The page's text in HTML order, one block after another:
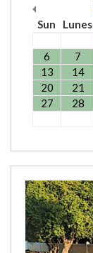
Sun
Lunes
6
7
13
14
20
21
27
28